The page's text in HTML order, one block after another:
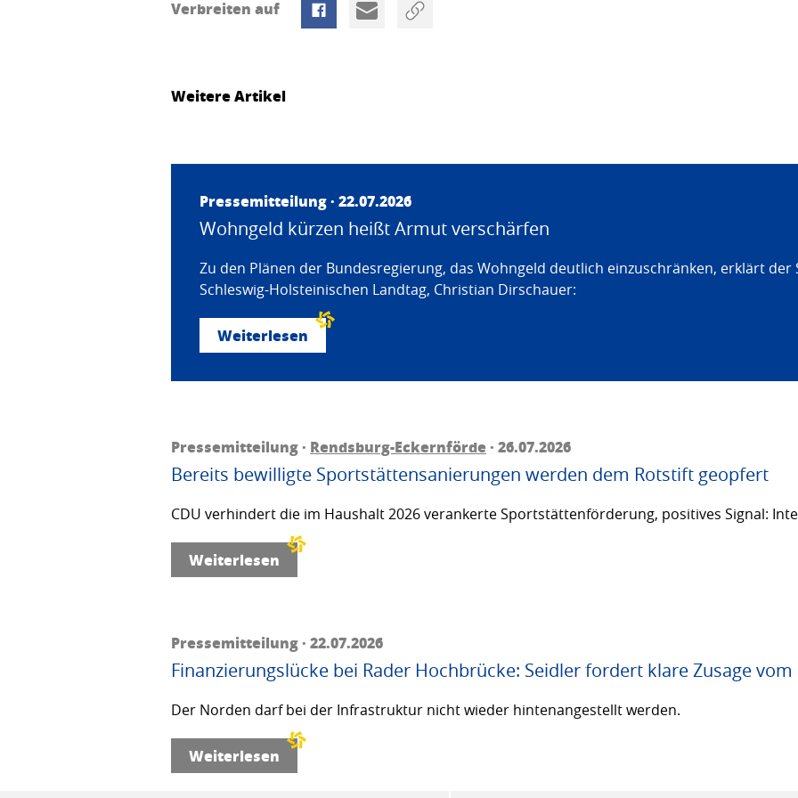
Verbreiten auf
Weitere Artikel
Pressemitteilung · 22.07.2026
Wohngeld kürzen heißt Armut verschärfen
Zu den Plänen der Bundesregierung, das Wohngeld deutlich einzuschränken, erklärt der
Schleswig-Holsteinischen Landtag, Christian Dirschauer:
Weiterlesen
Pressemitteilung · Rendsburg-Eckernförde· 26.07.2026
Bereits bewilligte Sportstättensanierungen werden dem Rotstift geopfert
CDU verhindert die im Haushalt 2026 verankerte Sportstättenförderung, positives Signal:
Weiterlesen
Pressemitteilung · 22.07.2026
Finanzierungslücke bei Rader Hochbrücke: Seidler fordert klare Zusage vom
Der Norden darf bei der Infrastruktur nicht wieder hintenangestellt werden.
Weiterlesen